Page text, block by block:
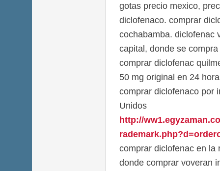
gotas precio mexico,
diclofenaco. comprar
cochabamba. diclofenac
capital, donde se
comprar diclofenac
50 mg original en 24
comprar diclofenaco por
Unidos
http://
comprar diclofenac en la
donde comprar voveran